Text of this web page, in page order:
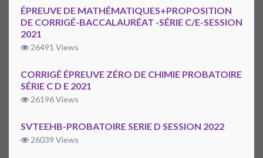
ÉPREUVE DE MATHÉMATIQUES+PROPOSITION
DE CORRIGÉ-BACCALAURÉAT -SÉRIE C/E-SESSION
2021
26491 Views
CORRIGÉ ÉPREUVE ZÉRO DE CHIMIE PROBATOIRE
SÉRIE C D E 2021
26196 Views
SVTEEHB-PROBATOIRE SERIE D SESSION 2022
26039 Views